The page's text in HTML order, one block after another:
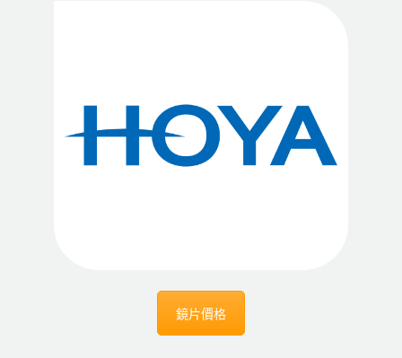
鏡片價格